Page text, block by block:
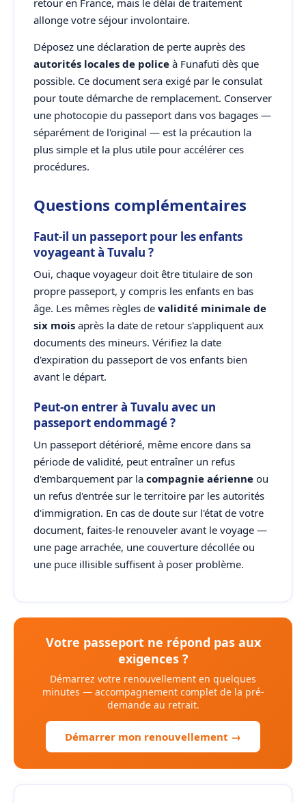
retour en France, mais le délai de traitement
allonge votre séjour involontaire.
Déposez une déclaration de perte auprès des
autorités locales de police à Funafuti dès que
possible. Ce document sera exigé par le consulat
pour toute démarche de remplacement. Conserver
une photocopie du passeport dans vos bagages —
séparément de l'original — est la précaution la
plus simple et la plus utile pour accélérer ces
procédures.
Questions complémentaires
Faut-il un passeport pour les enfants
voyageant à Tuvalu ?
Oui, chaque voyageur doit être titulaire de son
propre passeport, y compris les enfants en bas
âge. Les mêmes règles de validité minimale de
six mois après la date de retour s'appliquent aux
documents des mineurs. Vérifiez la date
d'expiration du passeport de vos enfants bien
avant le départ.
Peut-on entrer à Tuvalu avec un
passeport endommagé ?
Un passeport détérioré, même encore dans sa
période de validité, peut entraîner un refus
d'embarquement par la compagnie aérienne ou
un refus d'entrée sur le territoire par les autorités
d'immigration. En cas de doute sur l'état de votre
document, faites-le renouveler avant le voyage —
une page arrachée, une couverture décollée ou
une puce illisible suffisent à poser problème.
Votre passeport ne répond pas aux
exigences ?
Démarrez votre renouvellement en quelques
minutes — accompagnement complet de la pré-
demande au retrait.
Démarrer mon renouvellement →